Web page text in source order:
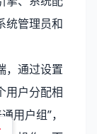
统管理员和
，通过设置
用户分配相
用户组”，